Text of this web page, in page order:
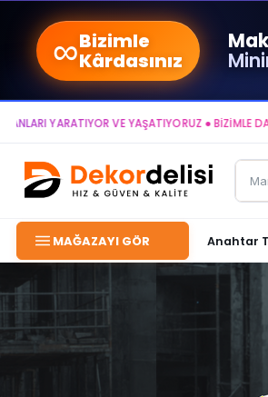
∞Bizimle
Kârdasınız
YARATIYOR VE YAŞATIYORUZ ● BİZİMLE
MAĞAZAYI GÖR Anahtar